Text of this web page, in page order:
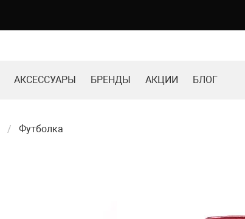
АКСЕССУАРЫ БРЕНДЫ АКЦИИ БЛОГ
Футболка